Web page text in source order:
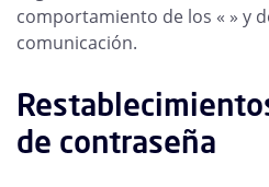
comportamiento de los « » y
comunicación.
de contraseña